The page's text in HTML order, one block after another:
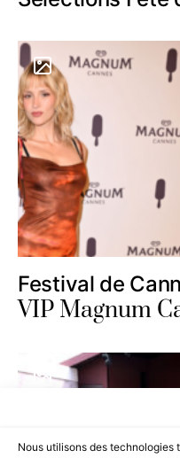
Nous utilisons des technologies
Festival de
VIP Magnum